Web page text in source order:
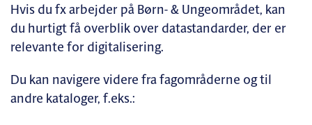
Hvis du fx arbejder på Børn- & Ungeområdet, kan
du hurtigt få overblik over datastandarder, der er
relevante for digitalisering.
Du kan navigere videre fra fagområderne og til
andre kataloger, f.eks.: